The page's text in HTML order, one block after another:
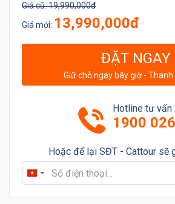
Giá cũ:19,990,000đ
Giá mới: 13,990,000đ
ĐẶT NGAY
Giữ chỗ ngay bây giờ -
Hotline tư
1900
Hoặc để lại SĐT - Cattour sẽ
Vietnam